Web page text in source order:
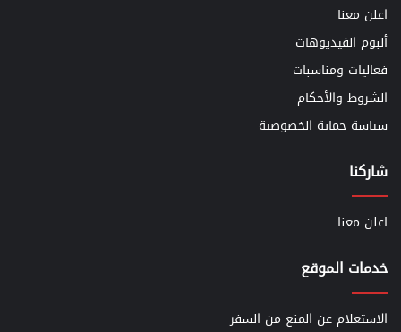
اعلن معنا
ألبوم الفيديوهات
فعاليات ومناسبات
الشروط والأحكام
سياسة حماية الخصوصية
شاركنا
اعلن معنا
خدمات الموقع
الاستعلام عن المنع من السفر